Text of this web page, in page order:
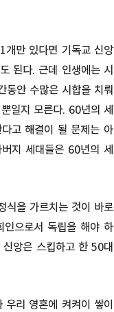
개만 있다면 기독교 신앙
된다. 근데 인생에는 시
안 수많은 시합을 치뤄
일지 모른다. 60년의 세
고 해결이 될 문제는 아
지 세대들은 60년의 세
식을 가르치는 것이 바로
으로서 독립을 해야 하
앙은 스킵하고 한 50대
리 영혼에 켜켜이 쌓이